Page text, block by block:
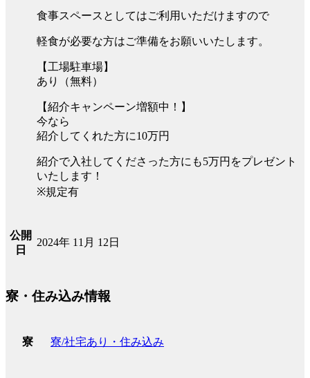
食事スペースとしてはご利用いただけますので
軽食が必要な方はご準備をお願いいたします。
【工場駐車場】
あり（無料）
【紹介キャンペーン増額中！】
今なら
紹介してくれた方に10万円
紹介で入社してくださった方にも5万円をプレゼント
いたします！
※規定有
公開
日
2024年 11月 12日
寮・住み込み情報
寮 寮/社宅あり・住み込み